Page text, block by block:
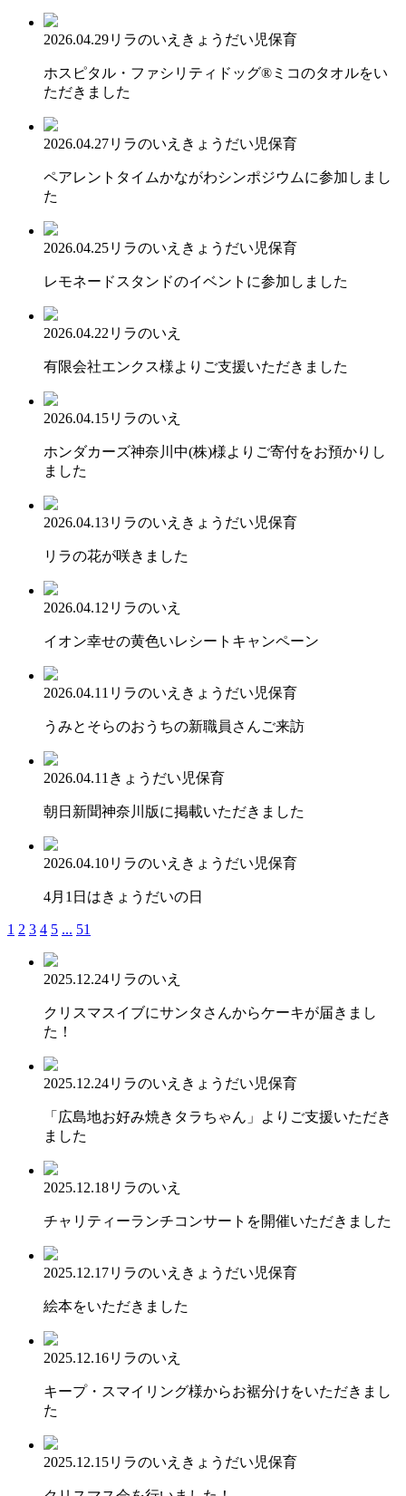
2026.04.29リラのいえ きょうだい児保育
ホスピタル・ファシリティドッグ®ミコのタオルをい
ただきました
2026.04.27リラのいえ きょうだい児保育
ペアレントタイムかながわシンポジウムに参加しまし
た
2026.04.25リラのいえ きょうだい児保育
レモネードスタンドのイベントに参加しました
2026.04.22 リラのいえ
有限会社エンクス様よりご支援いただきました
2026.04.15リラのいえ
ホンダカーズ神奈川中(株)様よりご寄付をお預かりし
ました
2026.04.13リラのいえ きょうだい児保育
リラの花が咲きました
2026.04.12 リラのいえ
イオン幸せの黄色いレシートキャンペーン
2026.04.11 リラのいえ きょうだい児保育
うみとそらのおうちの新職員さんご来訪
2026.04.11 きょうだい児保育
朝日新聞神奈川版に掲載いただきました
2026.04.10リラのいえ きょうだい児保育
4月1日はきょうだいの日
1 2 3 4 5 ... 51
2025.12.24リラのいえ
クリスマスイブにサンタさんからケーキが届きまし
た！
2025.12.24リラのいえ きょうだい児保育
「広島地お好み焼きタラちゃん」よりご支援いただき
ました
2025.12.18リラのいえ
チャリティーランチコンサートを開催いただきました
2025.12.17リラのいえ きょうだい児保育
絵本をいただきました
2025.12.16リラのいえ
キープ・スマイリング様からお裾分けをいただきまし
た
2025.12.15リラのいえ きょうだい児保育